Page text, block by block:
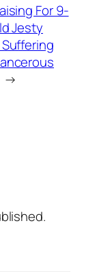
For 9-
Jesty
→